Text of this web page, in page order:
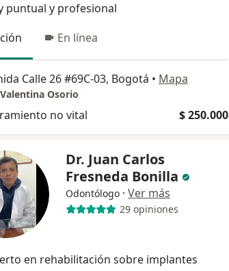
puntual y profesional
En línea
Calle 26 #69C-03, Bogotá • Mapa
Osorio
no vital $ 250.000
Dr. Juan Carlos
Fresneda Bonilla
Odontólogo · Ver más
29 opiniones
en rehabilitación sobre implantes